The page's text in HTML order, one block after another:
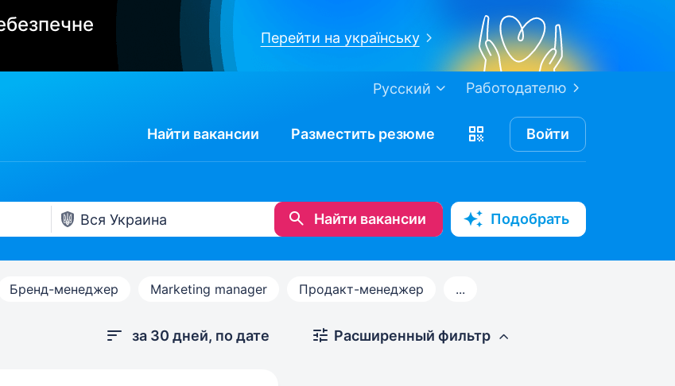
Перейти на українську
Работодателю
Русский
Найти вакансии Разместить резюме Войти
Найти вакансии Подобрать
Бренд-менеджер Marketing manager Продакт-менеджер ...
за 30 дней, по дате Расширенный фильтр